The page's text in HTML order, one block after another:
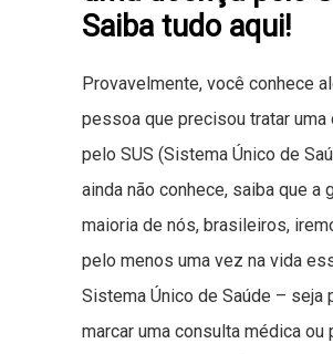
Saiba tudo aqui!
Provavelmente, você conhece
pessoa que precisou tratar uma
pelo SUS (Sistema Único de
ainda não conhece, saiba que a
maioria de nós, brasileiros,
pelo menos uma vez na vida
Sistema Único de Saúde – seja
marcar uma consulta médica ou